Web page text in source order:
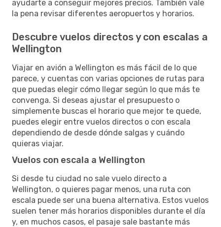
ayudarte a conseguir mejores precios. También vale
la pena revisar diferentes aeropuertos y horarios.
Descubre vuelos directos y con escalas a
Wellington
Viajar en avión a Wellington es más fácil de lo que
parece, y cuentas con varias opciones de rutas para
que puedas elegir cómo llegar según lo que más te
convenga. Si deseas ajustar el presupuesto o
simplemente buscas el horario que mejor te quede,
puedes elegir entre vuelos directos o con escala
dependiendo de desde dónde salgas y cuándo
quieras viajar.
Vuelos con escala a Wellington
Si desde tu ciudad no sale vuelo directo a
Wellington, o quieres pagar menos, una ruta con
escala puede ser una buena alternativa. Estos vuelos
suelen tener más horarios disponibles durante el día
y, en muchos casos, el pasaje sale bastante más